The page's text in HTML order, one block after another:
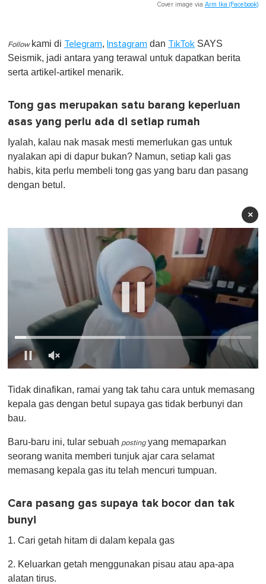
Cover image via Arm Ika (Facebook)
Follow kami di Telegram, Instagram dan TikTok SAYS
Seismik, jadi antara yang terawal untuk dapatkan berita
serta artikel-artikel menarik.
Tong gas merupakan satu barang keperluan
asas yang perlu ada di setiap rumah
Iyalah, kalau nak masak mesti memerlukan gas untuk
nyalakan api di dapur bukan? Namun, setiap kali gas
habis, kita perlu membeli tong gas yang baru dan pasang
dengan betul.
×
f
1
i
u
e
,
Tidak dinafikan, ramai yang tak tahu cara untuk memasang
kepala gas dengan betul supaya gas tidak berbunyi dan
bau.
Baru-baru ini, tular sebuah postingyang memaparkan
seorang wanita memberi tunjuk ajar cara selamat
memasang kepala gas itu telah mencuri tumpuan.
Cara pasang gas supaya tak bocor dan tak
bunyi
1. Cari getah hitam di dalam kepala gas
2. Keluarkan getah menggunakan pisau atau apa-apa
alatan tirus.